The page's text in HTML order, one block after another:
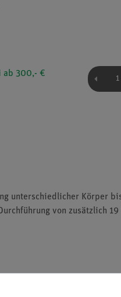
ab 300,- €
unterschiedlicher Körper
von zusätzlich